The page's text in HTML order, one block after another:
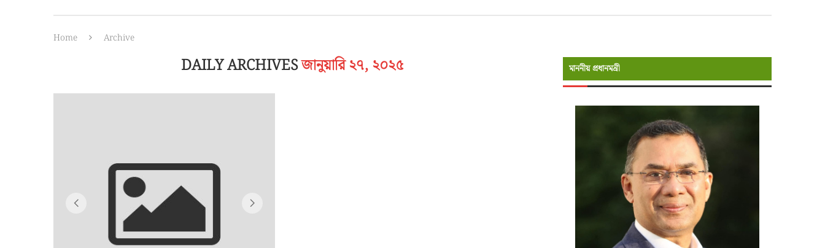
Home Archive
DAILY ARCHIVESজানুয়ারি ২৭, ২০২৫ মাননীয় প্রধানমন্রী